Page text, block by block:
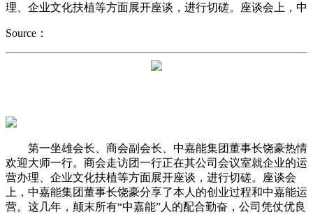
理、企业文化扶植等方面展开座谈，进行切磋。座谈会上，中
Source：
第一坐雄会长、商会副会长、中嘉能集团董事长饶豪热情
欢迎大师一行。商会走访团一行正在其公司会议室就企业的运
营办理、企业文化扶植等方面展开座谈，进行切磋。座谈会
上，中嘉能集团董事长饶豪分享了本人的创业过程和中嘉能运
营。这几年，颠末所有“中嘉能”人的配合勤奋，公司凭仗优良